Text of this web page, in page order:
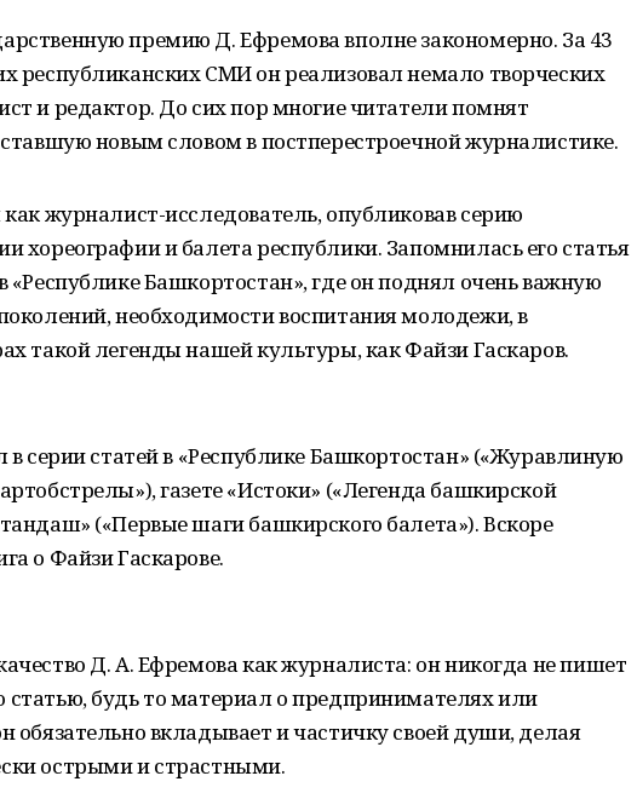
премию Д. Ефремова вполне закономерно. За 43
республиканских СМИ он реализовал немало творческих
и редактор. До сих пор многие читатели помнят
ставшую новым словом в постперестроечной журналистике.
журналист-исследователь, опубликовав серию
хореографии и балета республики. Запомнилась его статья
«Республике Башкортостан», где он поднял очень важную
необходимости воспитания молодежи, в
такой легенды нашей культуры, как Файзи Гаскаров.
в серии статей в «Республике Башкортостан» («Журавлиную
газете «Истоки» («Легенда башкирской
(«Первые шаги башкирского балета»). Вскоре
о Файзи Гаскарове.
Д. А. Ефремова как журналиста: он никогда не пишет
будь то материал о предпринимателях или
обязательно вкладывает и частичку своей души, делая
острыми и страстными.